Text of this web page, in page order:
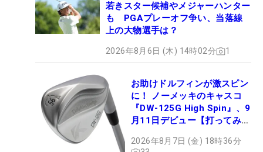
若きスター候補やメジャーハンター
も PGAプレーオフ争い、当落線
上の大物選手は？
2026年8月6日 (木) 14時02分 1
お助けドルフィンが激スピン
に！ ノーメッキのキャスコ
『DW-125G High Spin』、9
月11日デビュー【打ってみ
2026年8月7日 (金) 18時36分